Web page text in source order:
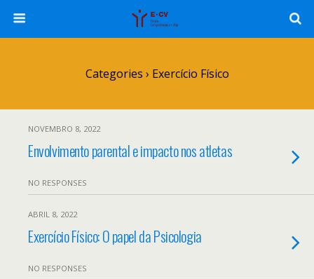
Categories › Exercício Físico
NOVEMBRO 8, 2022
Envolvimento parental e impacto nos atletas
NO RESPONSES
ABRIL 8, 2022
Exercício Físico: O papel da Psicologia
NO RESPONSES